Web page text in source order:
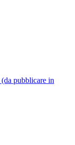
pubblicare in